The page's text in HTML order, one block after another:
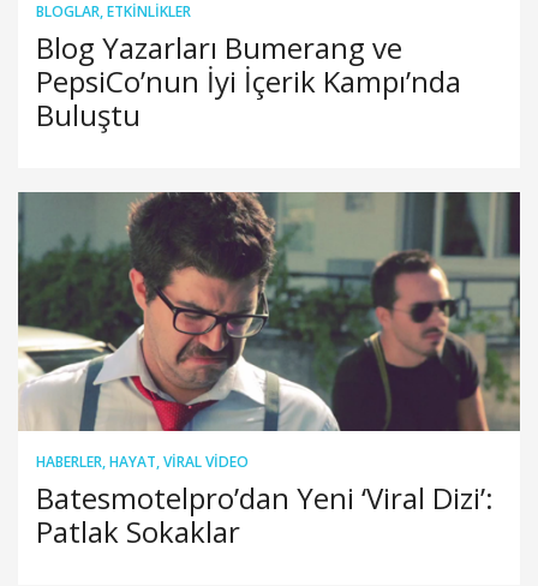
BLOGLAR,ETKINLIKLER
Blog Yazarları Bumerang ve
PepsiCo’nun İyi İçerik Kampı’nda
Buluştu
HABERLER,HAYAT,VIRAL VIDEO
Batesmotelpro’dan Yeni ‘Viral Dizi’:
Patlak Sokaklar